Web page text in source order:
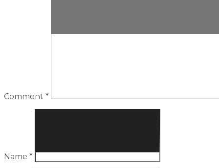
Comment *
Name *